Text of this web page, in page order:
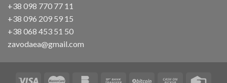
+38 098 770 77 11
+38 096 209 59 15
+38 068 453 51 50
zavodaea@gmail.com